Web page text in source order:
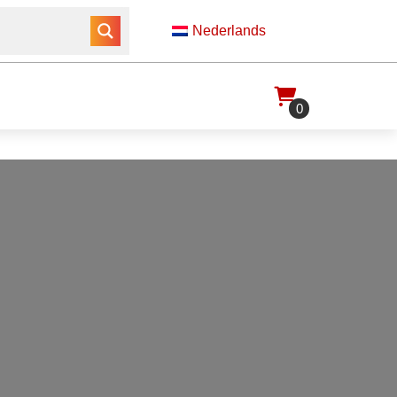
Nederlands
0